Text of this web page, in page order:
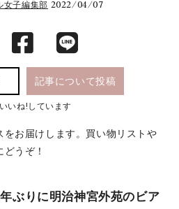
女子編集部 2022/04/07
記事について投稿
いね!しています
お届けします。買い物リストや
うぞ！
ぶりに明治神宮外苑のビア